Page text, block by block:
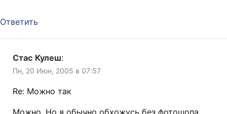
Ответить
Стас Кулеш:
Пн, 20 Июн, 2005 в 07:57
Re: Можно так
Можно. Но я обычно обхожусь без фотошопа.